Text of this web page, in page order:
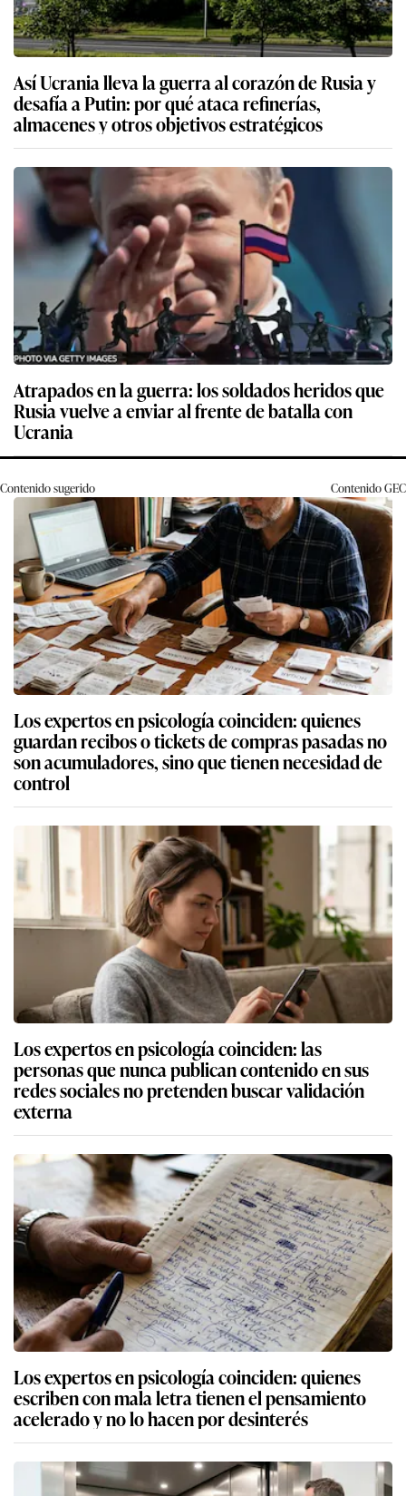
Así Ucrania lleva la guerra al corazón de Rusia y
desafía a Putin: por qué ataca refinerías,
almacenes y otros objetivos estratégicos
Atrapados en la guerra: los soldados heridos que
Rusia vuelve a enviar al frente de batalla con
Ucrania
Contenido sugerido ContenidoGEC
Los expertos en psicología coinciden: quienes
guardan recibos o tickets de compras pasadas no
son acumuladores, sino que tienen necesidad de
control
Los expertos en psicología coinciden: las
personas que nunca publican contenido en sus
redes sociales no pretenden buscar validación
externa
Los expertos en psicología coinciden: quienes
escriben con mala letra tienen el pensamiento
acelerado y no lo hacen por desinterés